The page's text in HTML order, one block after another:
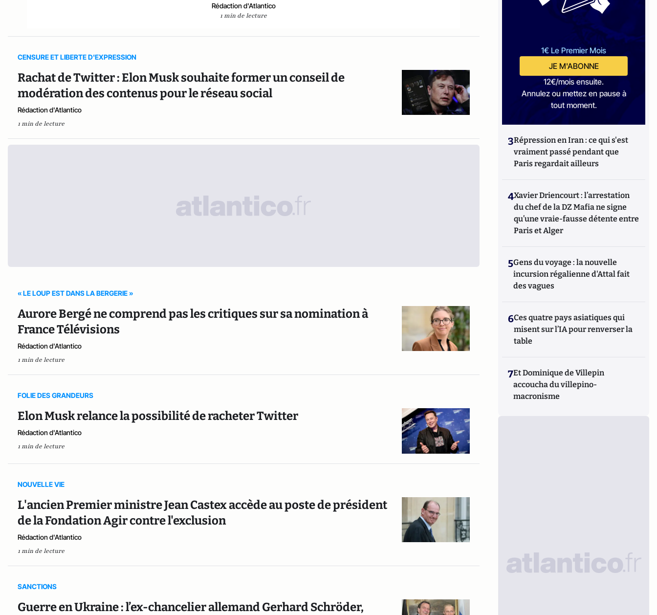
Rédaction d'Atlantico
1 min de lecture
CENSURE ET LIBERTE D'EXPRESSION
Rachat de Twitter : Elon Musk souhaite former un conseil de
modération des contenus pour le réseau social
Rédaction d'Atlantico
1 min de lecture
« LE LOUP EST DANS LA BERGERIE »
Aurore Bergé ne comprend pas les critiques sur sa nomination à
France Télévisions
Rédaction d'Atlantico
1 min de lecture
FOLIE DES GRANDEURS
Elon Musk relance la possibilité de racheter Twitter
Rédaction d'Atlantico
1 min de lecture
NOUVELLE VIE
L'ancien Premier ministre Jean Castex accède au poste de président
de la Fondation Agir contre l'exclusion
Rédaction d'Atlantico
1 min de lecture
SANCTIONS
Guerre en Ukraine : l’ex-chancelier allemand Gerhard Schröder,
1€ Le Premier Mois
JE M'ABONNE
12€/mois ensuite.
Annulez ou mettez en pause à
tout moment.
3Répression en Iran : ce qui s'est
vraiment passé pendant que
Paris regardait ailleurs
4Xavier Driencourt : l’arrestation
du chef de la DZ Mafia ne signe
qu’une vraie-fausse détente entre
Paris et Alger
5Gens du voyage : la nouvelle
incursion régalienne d'Attal fait
des vagues
6Ces quatre pays asiatiques qui
misent sur l’IA pour renverser la
table
7Et Dominique de Villepin
accoucha du villepino-
macronisme